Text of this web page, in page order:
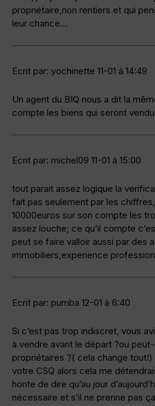
propriétaire,non rentiers et qui
leur chance…
Ecrit par: yochinette 11-01 à 14:49
Un agent du BIQ nous a dit la
compte les biens qui seront
Ecrit par: michel09 11-01 à 15:00
tout parait assez logique la
fait pas seulement par les
10000euros sur son compte les
assez louche; ce qu’il compte
peut se faire valloir aussi par des
immobiliers,experience
Ecrit par: pumba 12-01 à 6:40
Si c’est pas trop indiscret, vous
à vendre avant le départ ?ou
propriétaires ?( cela change tout!)
votre CSQ alors cela me
honte de dire qu’au jour
nécessaire et s’il ne prenne pas